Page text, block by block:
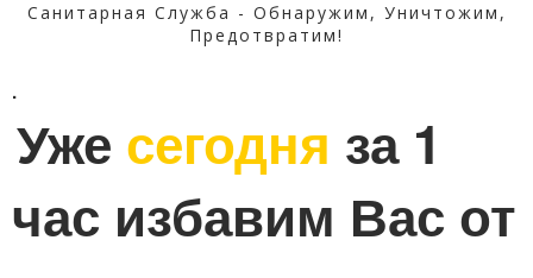
Санитарная Служба - Обнаружим, Уничтожим,
Предотвратим!
.
Уже сегодня за 1
час избавим Вас от